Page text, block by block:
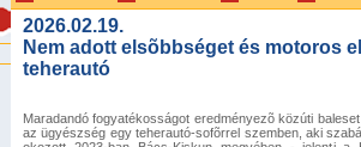
2026.02.19.
Nem adott elsõbbséget és motoros
teherautó
Maradandó fogyatékosságot eredményezõ közúti
az ügyészség egy teherautó-sofõrrel szemben, aki